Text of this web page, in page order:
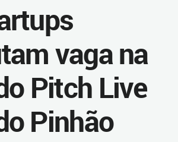
vaga na
Pitch Live
Pinhão